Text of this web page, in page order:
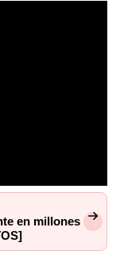
en millones